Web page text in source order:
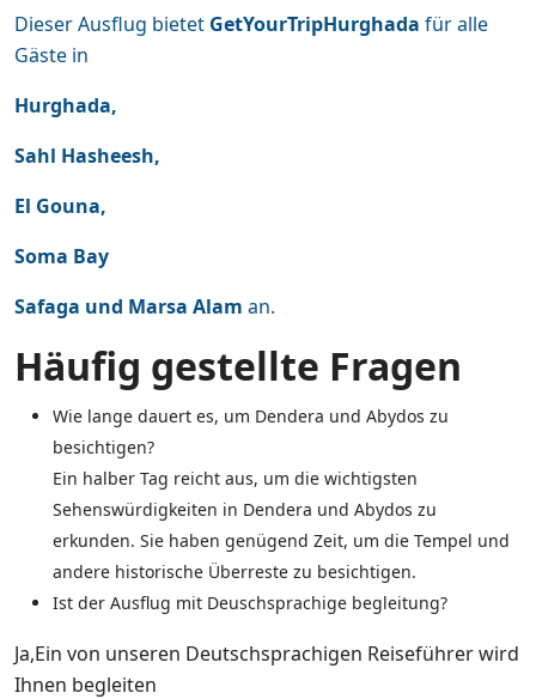
Dieser Ausflug bietet GetYourTripHurghada für alle
Gäste in
Hurghada,
Sahl Hasheesh,
El Gouna,
Soma Bay
Safaga und Marsa Alam an.
Häufig gestellte Fragen
Wie lange dauert es, um Dendera und Abydos zu
besichtigen?
Ein halber Tag reicht aus, um die wichtigsten
Sehenswürdigkeiten in Dendera und Abydos zu
erkunden. Sie haben genügend Zeit, um die Tempel und
andere historische Überreste zu besichtigen.
Ist der Ausflug mit Deuschsprachige begleitung?
Ja,Ein von unseren Deutschsprachigen Reiseführer wird
Ihnen begleiten